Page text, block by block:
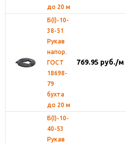
до 20 м
Б(I)-10-
38-51
Рукав
напор.
ГОСТ
18698-
79
бухта
до 20 м
769.95 руб./м
Б(I)-10-
40-53
Рукав